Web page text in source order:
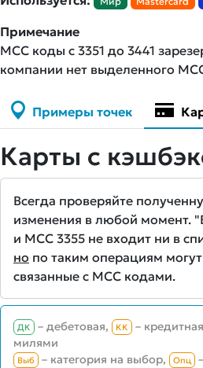
Примечание
MCC коды с 3351 до 3441
компании нет выделенного
Примеры точек
Карты с
Всегда проверяйте
изменения в любой момент.
и MCC 3355 не входит ни в
но по таким операциям
связанные с MCC кодами.
ДК – дебетовая, КК –
милями
Выб – категория на выбор, Опц